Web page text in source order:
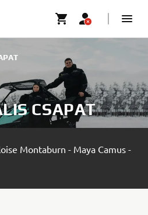
CSAPAT
Montaburn - Maya Camus -